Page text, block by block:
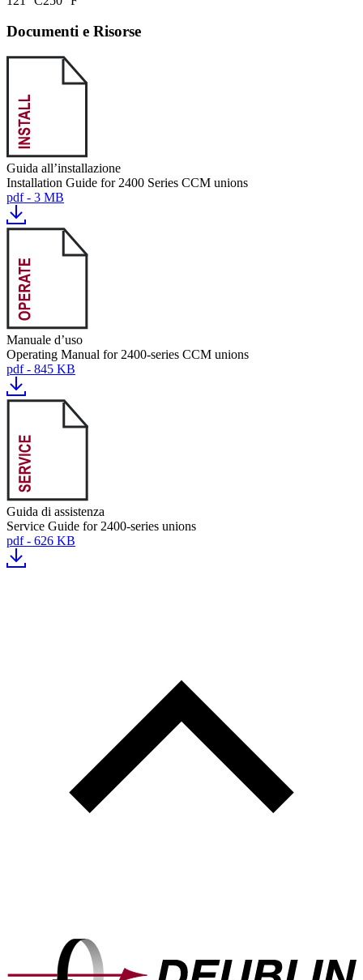
Documenti e Risorse
Guida all’installazione
Installation Guide for 2400 Series CCM unions
pdf - 3 MB
Manuale d’uso
Operating Manual for 2400-series CCM unions
pdf - 845 KB
Guida di assistenza
Service Guide for 2400-series unions
pdf - 626 KB